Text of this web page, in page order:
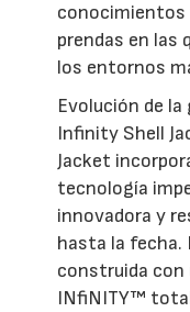
conocimientos
prendas en las
los entornos
Evolución de
Infinity Shell
Jacket
tecnología
innovadora y
hasta la fecha.
construida con
INfiNITY™